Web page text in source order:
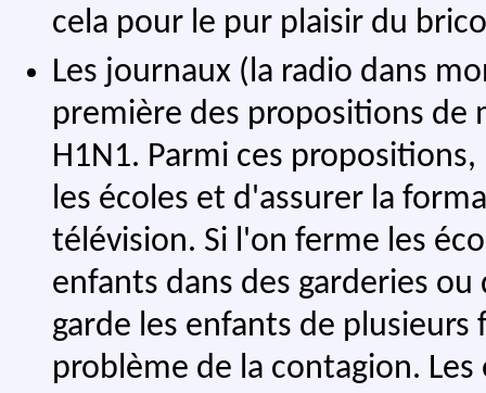
cela pour le pur plaisir du
Les journaux (la radio dans
première des propositions de
H1N1. Parmi ces
les écoles et d'assurer la
télévision. Si l'on ferme les
enfants dans des garderies
garde les enfants de
problème de la contagion.